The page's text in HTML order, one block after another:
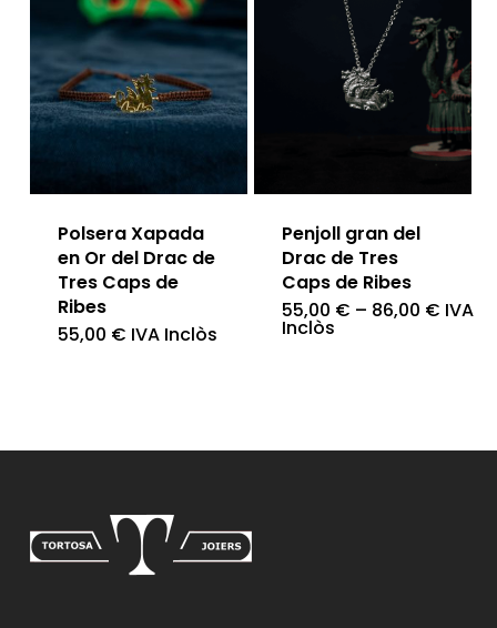
variants.
Les
opcions
Polsera Xapada
en Or del Drac de
Tres Caps de
Ribes
55,00 € IVA Inclòs
Penjoll gran del
Drac de Tres
Caps de Ribes
55,00 € – 86,00 € IVA
Inclòs